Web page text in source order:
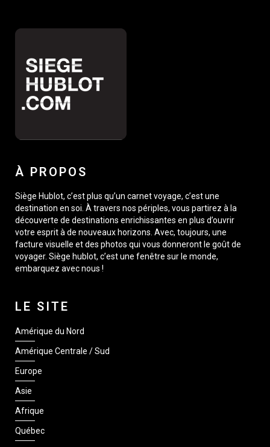
À PROPOS
Siège Hublot, c’est plus qu’un carnet voyage, c’est une
destination en soi. À travers nos périples, vous partirez à la
découverte de destinations enrichissantes en plus d’ouvrir
votre esprit à de nouveaux horizons. Avec, toujours, une
facture visuelle et des photos qui vous donneront le goût de
voyager. Siège hublot, c’est une fenêtre sur le monde,
embarquez avec nous !
LE SITE
Amérique du Nord
Amérique Centrale / Sud
Europe
Asie
Afrique
Québec